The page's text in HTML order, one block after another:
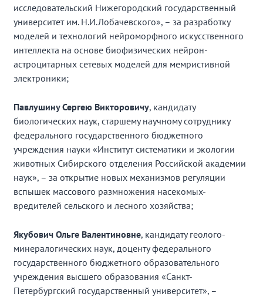
исследовательский Нижегородский государственный
университет им. Н.И.Лобачевского», – за разработку
моделей и технологий нейроморфного искусственного
интеллекта на основе биофизических нейрон-
астроцитарных сетевых моделей для мемристивной
электроники;
Павлушину Сергею Викторовичу, кандидату
биологических наук, старшему научному сотруднику
федерального государственного бюджетного
учреждения науки «Институт систематики и экологии
животных Сибирского отделения Российской академии
наук», – за открытие новых механизмов регуляции
вспышек массового размножения насекомых-
вредителей сельского и лесного хозяйства;
Якубович Ольге Валентиновне, кандидату геолого-
минералогических наук, доценту федерального
государственного бюджетного образовательного
учреждения высшего образования «Санкт-
Петербургский государственный университет», –